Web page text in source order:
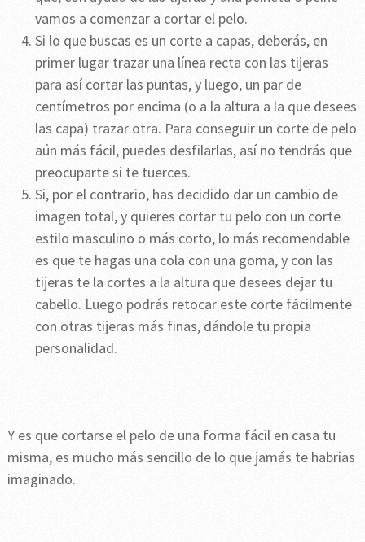
vamos a comenzar a cortar el pelo.
Si lo que buscas es un corte a capas, deberás, en
primer lugar trazar una línea recta con las tijeras
para así cortar las puntas, y luego, un par de
centímetros por encima (o a la altura a la que desees
las capa) trazar otra. Para conseguir un corte de pelo
aún más fácil, puedes desfilarlas, así no tendrás que
preocuparte si te tuerces.
Si, por el contrario, has decidido dar un cambio de
imagen total, y quieres cortar tu pelo con un corte
estilo masculino o más corto, lo más recomendable
es que te hagas una cola con una goma, y con las
tijeras te la cortes a la altura que desees dejar tu
cabello. Luego podrás retocar este corte fácilmente
con otras tijeras más finas, dándole tu propia
personalidad.
Y es que cortarse el pelo de una forma fácil en casa tu
misma, es mucho más sencillo de lo que jamás te habrías
imaginado.